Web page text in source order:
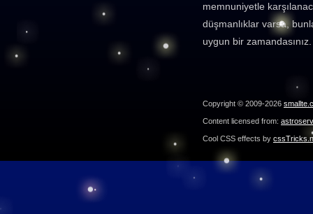
memnuniyetle
düşmanlıklar varsa,
uygun bir zamandasınız.
Copyright © 2009-2026
Content licensed from:
Cool CSS effects by